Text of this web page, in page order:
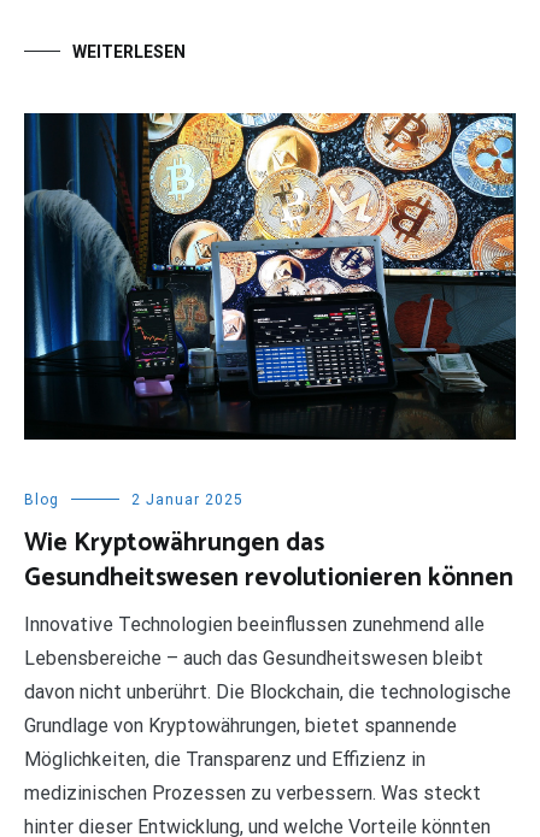
WEITERLESEN
Blog 2 Januar 2025
Wie Kryptowährungen das
Gesundheitswesen revolutionieren können
Innovative Technologien beeinflussen zunehmend alle
Lebensbereiche – auch das Gesundheitswesen bleibt
davon nicht unberührt. Die Blockchain, die technologische
Grundlage von Kryptowährungen, bietet spannende
Möglichkeiten, die Transparenz und Effizienz in
medizinischen Prozessen zu verbessern. Was steckt
hinter dieser Entwicklung, und welche Vorteile könnten